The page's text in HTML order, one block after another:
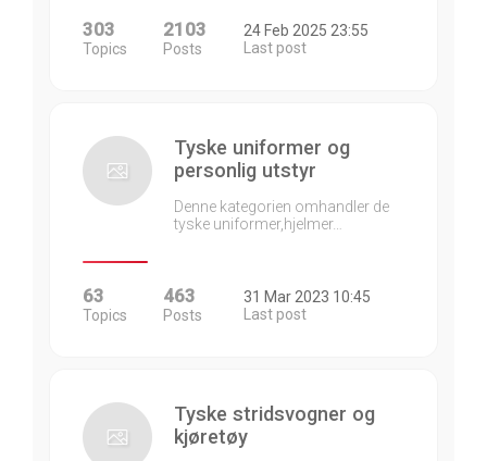
303
Topics
2103
Posts
24 Feb 2025 23:55
Last post
Tyske uniformer og
personlig utstyr
Denne kategorien omhandler de
tyske uniformer,hjelmer…
63
Topics
463
Posts
31 Mar 2023 10:45
Last post
Tyske stridsvogner og
kjøretøy